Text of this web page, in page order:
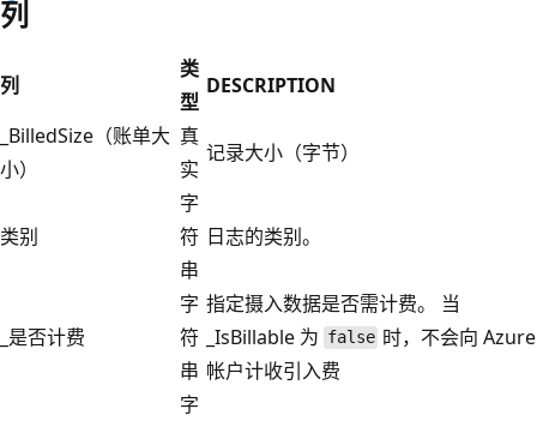
列
列
类
型
DESCRIPTION
_BilledSize（账单大
小）
真
实
记录大小（字节）
类别
字
符
串
日志的类别。
_是否计费
字
符
串
指定摄入数据是否需计费。 当
_IsBillable 为 false 时，不会向 Azure
帐户计收引入费
字